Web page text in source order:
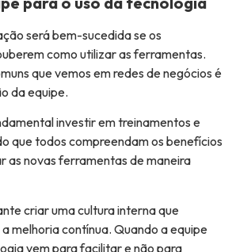
será bem-sucedida se os
como utilizar as ferramentas.
que vemos em redes de negócios é
da equipe.
investir em treinamentos e
que todos compreendam os benefícios
as novas ferramentas de maneira
criar uma cultura interna que
melhoria contínua. Quando a equipe
vem para facilitar e não para